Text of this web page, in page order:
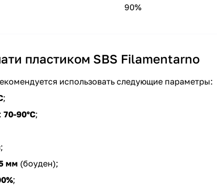
90%
пластиком SBS Filamentarno
использовать следующие параметры:
;
70-90°С;
;
мм (боуден);
;